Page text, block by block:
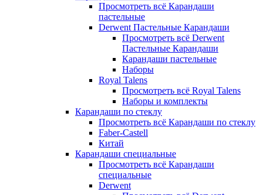
Просмотреть всё Карандаши
пастельные
Derwent Пастельные Карандаши
Просмотреть всё Derwent
Пастельные Карандаши
Карандаши пастельные
Наборы
Royal Talens
Просмотреть всё Royal Talens
Наборы и комплекты
Карандаши по стеклу
Просмотреть всё Карандаши по стеклу
Faber-Castell
Китай
Карандаши специальные
Просмотреть всё Карандаши
специальные
Derwent